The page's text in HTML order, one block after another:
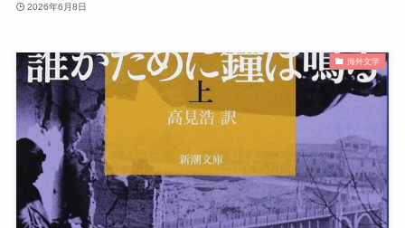
2026年6月8日
海外文学